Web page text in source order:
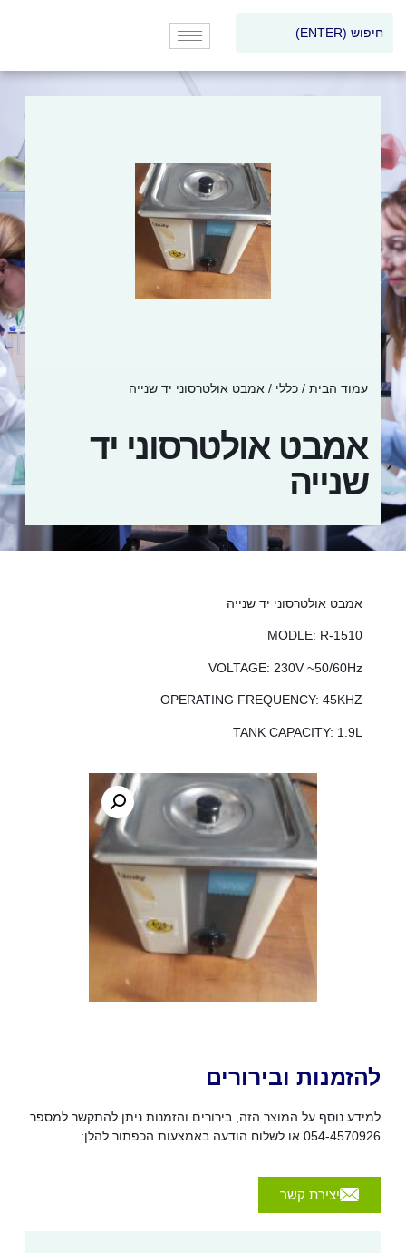
עמוד הבית / כללי / אמבט אולטרסוני יד שנייה
אמבט אולטרסוני יד
שנייה
אמבט אולטרסוני יד שנייה
MODLE: R-1510
VOLTAGE: 230V ~50/60Hz
OPERATING FREQUENCY: 45KHZ
TANK CAPACITY: 1.9L
להזמנות ובירורים
למידע נוסף על המוצר הזה, בירורים והזמנות ניתן להתקשר למספר
054-4570926 או לשלוח הודעה באמצעות הכפתור להלן:
יצירת קשר